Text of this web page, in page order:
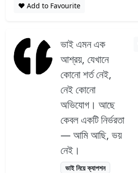
❤️ Add to Favourite
ভাই এমন এক
আশ্রয়, যেখানে
কোনো শর্ত নেই,
নেই কোনো
অভিযোগ। আছে
কেবল একটি নির্ভরতা
— আমি আছি, ভয়
নেই।
ভাই নিয়ে ক্যাপশন